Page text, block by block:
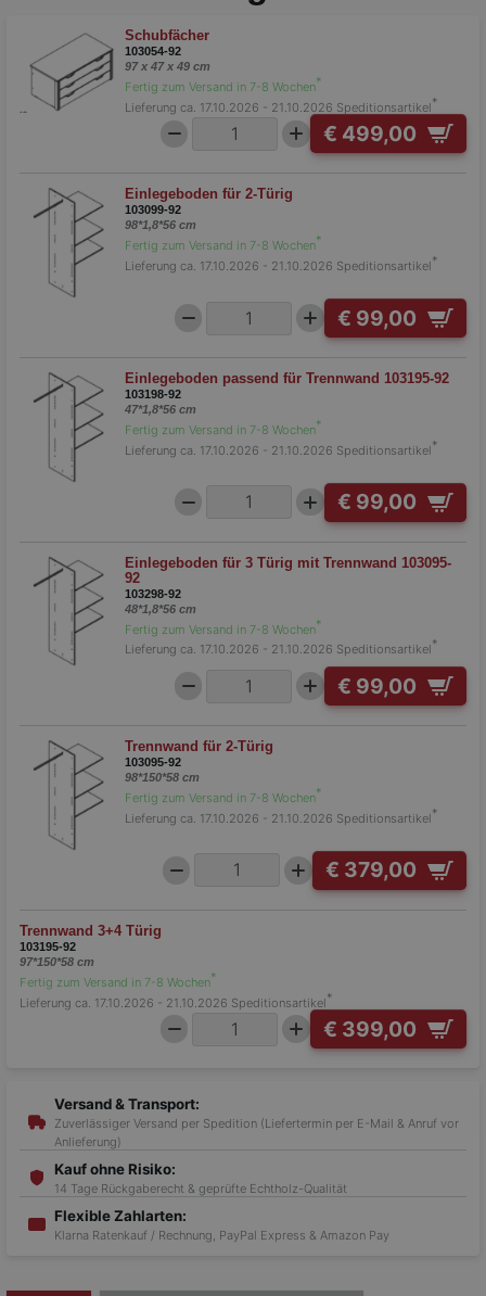
Schubfächer
103054-92
97 x 47 x 49 cm
Fertig zum Versand in 7-8 Wochen*
Lieferung ca. 17.10.2026 - 21.10.2026 Speditionsartikel*
€ 499,00
Einlegeboden für 2-Türig
103099-92
98*1,8*56 cm
Fertig zum Versand in 7-8 Wochen*
Lieferung ca. 17.10.2026 - 21.10.2026 Speditionsartikel*
€ 99,00
Einlegeboden passend für Trennwand 103195-92
103198-92
47*1,8*56 cm
Fertig zum Versand in 7-8 Wochen*
Lieferung ca. 17.10.2026 - 21.10.2026 Speditionsartikel*
€ 99,00
Einlegeboden für 3 Türig mit Trennwand 103095-
92
103298-92
48*1,8*56 cm
Fertig zum Versand in 7-8 Wochen*
Lieferung ca. 17.10.2026 - 21.10.2026 Speditionsartikel*
€ 99,00
Trennwand für 2-Türig
103095-92
98*150*58 cm
Fertig zum Versand in 7-8 Wochen*
Lieferung ca. 17.10.2026 - 21.10.2026 Speditionsartikel*
€ 379,00
Trennwand 3+4 Türig
103195-92
97*150*58 cm
Fertig zum Versand in 7-8 Wochen*
Lieferung ca. 17.10.2026 - 21.10.2026 Speditionsartikel*
€ 399,00
Versand & Transport:
Zuverlässiger Versand per Spedition (Liefertermin per E-Mail & Anruf vor
Anlieferung)
Kauf ohne Risiko:
14 Tage Rückgaberecht & geprüfte Echtholz-Qualität
Flexible Zahlarten:
Klarna Ratenkauf / Rechnung, PayPal Express & Amazon Pay